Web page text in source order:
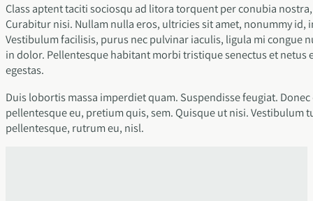
Class aptent taciti sociosqu ad litora torquent per conubia
Curabitur nisi. Nullam nulla eros, ultricies sit amet, nonummy id,
Vestibulum facilisis, purus nec pulvinar iaculis, ligula mi congue
in dolor. Pellentesque habitant morbi tristique senectus et netus
egestas.
Duis lobortis massa imperdiet quam. Suspendisse feugiat.
pellentesque eu, pretium quis, sem. Quisque ut nisi. Vestibulum
pellentesque, rutrum eu, nisl.